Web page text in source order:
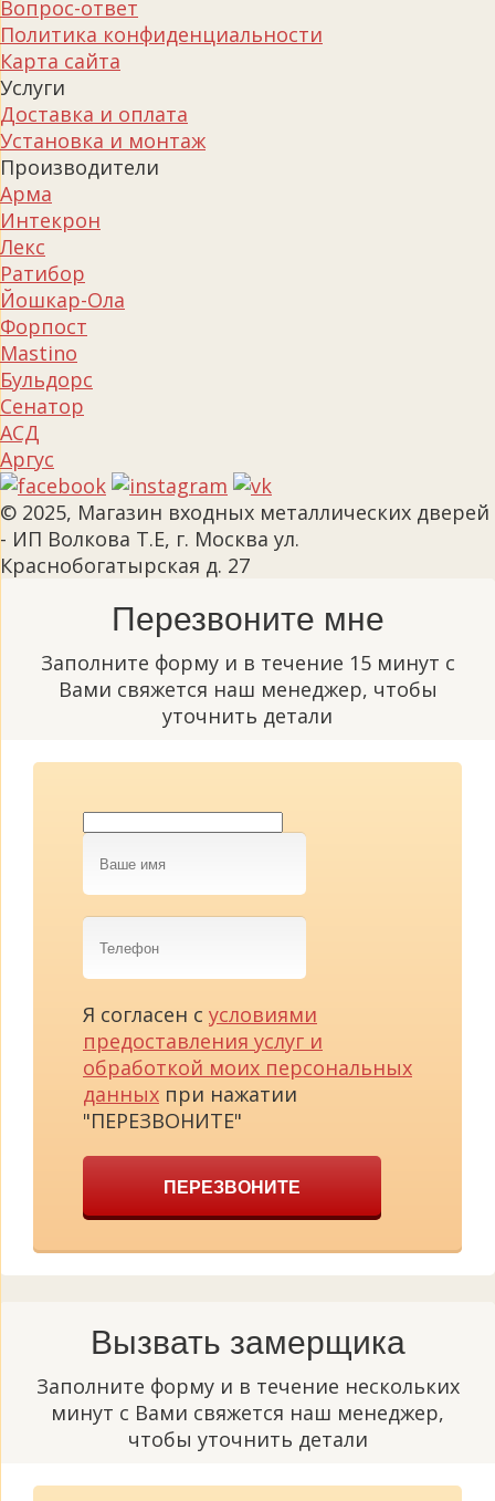
Вопрос-ответ
Политика конфиденциальности
Карта сайта
Услуги
Доставка и оплата
Установка и монтаж
Производители
Арма
Интекрон
Лекс
Ратибор
Йошкар-Ола
Форпост
Mastino
Бульдорс
Сенатор
АСД
Аргус
© 2025, Магазин входных металлических дверей
- ИП Волкова Т.Е, г. Москва ул.
Краснобогатырская д. 27
Перезвоните мне
Заполните форму и в течение 15 минут с
Вами свяжется наш менеджер, чтобы
уточнить детали
Ваше
имя
Телефон
Я согласен с условиями
предоставления услуг и
обработкой моих персональных
данных при нажатии
"ПЕРЕЗВОНИТЕ"
ПЕРЕЗВОНИТЕ
Вызвать замерщика
Заполните форму и в течение нескольких
минут с Вами свяжется наш менеджер,
чтобы уточнить детали